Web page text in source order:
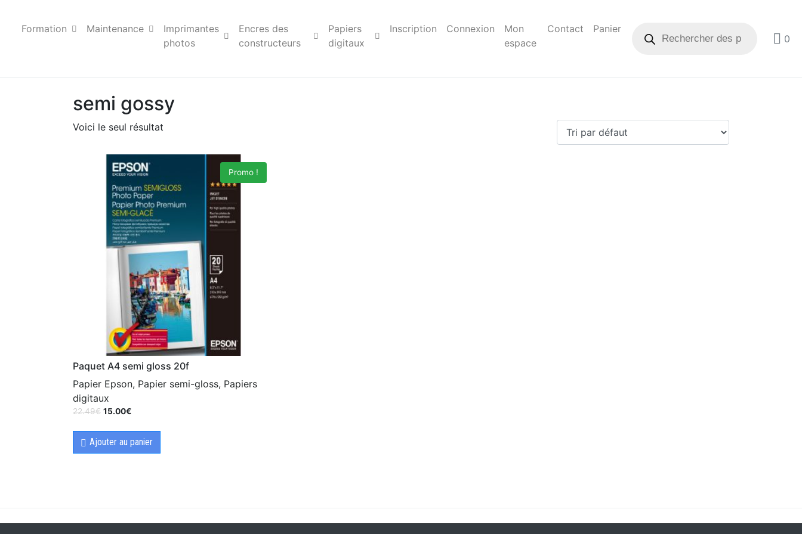
Formation Maintenance
Imprimantes
photos
Encres des
constructeurs
Papiers
digitaux
Inscription Connexion
Mon
espace
Contact
Panier
0
semi gossy
Voici le seul résultat
Promo !
Paquet A4 semi gloss 20f
Papier Epson, Papier semi-gloss, Papiers
digitaux
22.49€ 15.00€
Ajouter au panier